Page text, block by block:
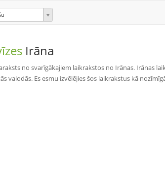
Irāna
no svarīgākajiem laikrakstos no Irānas. Irānas
valodās. Es esmu izvēlējies šos laikrakstus kā